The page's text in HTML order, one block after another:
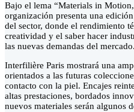
Bajo el lema “Materials in
organización presenta una
del sector, donde el rendimiento
creatividad y el saber hacer
las nuevas demandas del mercado.
Interfilière Paris mostrará una
orientados a las futuras
contacto con la piel. Encajes
altas prestaciones, bordados
nuevos materiales serán algunos